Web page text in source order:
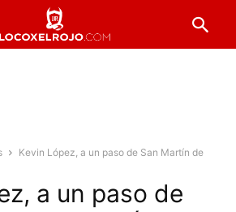
Kevin López, a un paso de San Martín de
a un paso de